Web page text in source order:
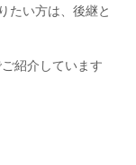
たい方は、後継と
紹介しています